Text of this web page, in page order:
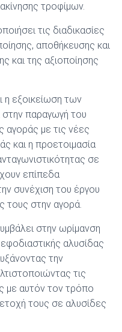
τροφίμων.
τις διαδικασίες
αποθήκευσης και
και της αξιοποίησης
η εξοικείωση των
παραγωγή του
αγοράς με τις νέες
και η προετοιμασία
σε
επίπεδα
συνέχιση του έργου
τους στην αγορά.
στην ωρίμανση
αλυσίδας
την
τις
με αυτόν τον τρόπο
τους σε αλυσίδες